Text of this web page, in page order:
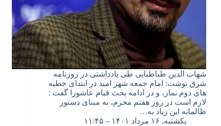
شهاب الدین طباطبایی طی یادداشتی در روزنامه
شرق نوشت: امام جمعه شهر امید در ابتدای خطبه
های دوم نماز، و در ادامه بحث قیام عاشورا گفت :
لازم است در روز هفتم محرم، به مبنای دستور
ظالمانه ابن زیاد به…
یکشنبه, ۱۶ مرداد ۱۴۰۱ – ۱۱:۴۵